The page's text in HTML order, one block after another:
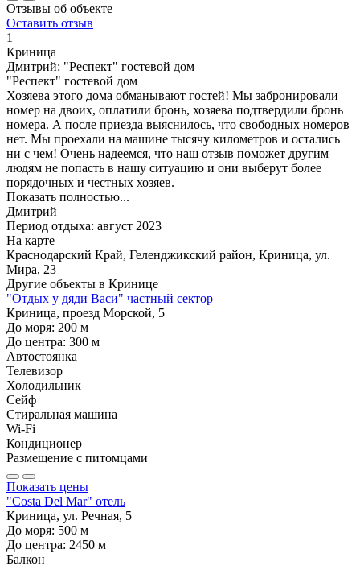
Отзывы об объекте
Оставить отзыв
1
Криница
Дмитрий: "Респект" гостевой дом
"Респект" гостевой дом
Хозяева этого дома обманывают гостей! Мы забронировали
номер на двоих, оплатили бронь, хозяева подтвердили бронь
номера. А после приезда выяснилось, что свободных номеров
нет. Мы проехали на машине тысячу километров и остались
ни с чем! Очень надеемся, что наш отзыв поможет другим
людям не попасть в нашу ситуацию и они выберут более
порядочных и честных хозяев.
Показать полностью...
Дмитрий
Период отдыха: август 2023
На карте
Краснодарский Край, Геленджикский район, Криница, ул.
Мира, 23
Другие объекты в Кринице
"Отдых у дяди Васи" частный сектор
Криница, проезд Морской, 5
До моря: 200 м
До центра: 300 м
Автостоянка
Телевизор
Холодильник
Сейф
Стиральная машина
Wi-Fi
Кондиционер
Размещение с питомцами
Показать цены
"Costa Del Mar" отель
Криница, ул. Речная, 5
До моря: 500 м
До центра: 2450 м
Балкон